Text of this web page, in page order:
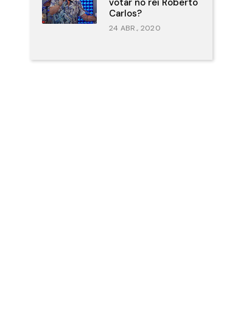
votar no rei Roberto
Carlos?
24 ABR., 2020